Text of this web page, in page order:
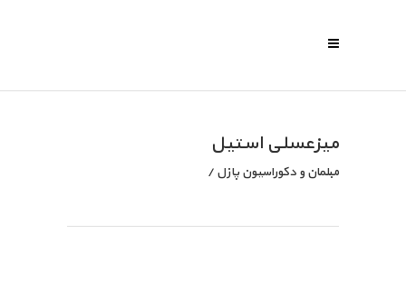
میزعسلی استیل
مبلمان و دکوراسیون پازل/